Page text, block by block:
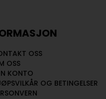
OSS
OSS
KONTO
OG BETINGELSER